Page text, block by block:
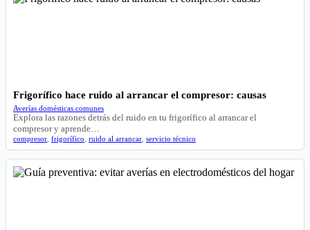
Frigorífico hace ruido al arrancar el compresor: causas
Averías domésticas comunes
Explora las razones detrás del ruido en tu frigorífico al arrancar el
compresor y aprende…
compresor frigorífico ruido al arrancar servicio técnico